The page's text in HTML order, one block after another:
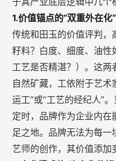
1.价值锚点的“双重外在
传统和田玉的价值评判，
籽料？白度、细度、油性
工艺是否精湛？）。这
自然矿藏，工依附于艺
运工”或“工艺的经纪人”
定时，品牌作为企业内
足之地。品牌无法为每
艺师的创作，其价值添加